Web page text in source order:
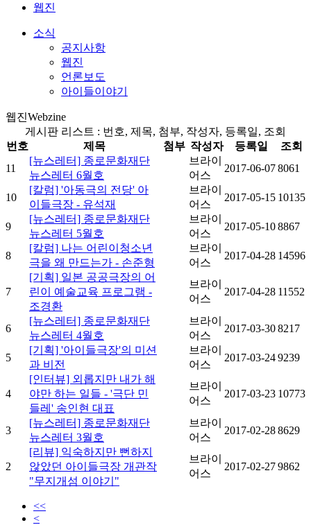
웹진
소식
공지사항
웹진
언론보도
아이들이야기
웹진Webzine
게시판 리스트 : 번호, 제목, 첨부, 작성자, 등록일, 조회
번호
제목 첨부 작성자 등록일
조회
11
[뉴스레터] 종로문화재단
뉴스레터 6월호
브라이
어스
2017-06-078061
10
[칼럼] '아동극의 전당' 아
이들극장 - 유석재
브라이
어스
2017-05-15 10135
9
[뉴스레터] 종로문화재단
뉴스레터 5월호
브라이
어스
2017-05-108867
8
[칼럼] 나는 어린이청소년
극을 왜 만드는가 - 손준형
브라이
어스
2017-04-28 14596
7
[기획] 일본 공공극장의 어
린이 예술교육 프로그램 -
조경환
브라이
어스
2017-04-28 11552
6
[뉴스레터] 종로문화재단
뉴스레터 4월호
브라이
어스
2017-03-308217
5
[기획] '아이들극장'의 미션
과 비전
브라이
어스
2017-03-249239
4
[인터뷰] 외롭지만 내가 해
야만 하는 일들 - '극단 민
들레' 송인현 대표
브라이
어스
2017-03-23 10773
3
[뉴스레터] 종로문화재단
뉴스레터 3월호
브라이
어스
2017-02-288629
2
[리뷰] 익숙하지만 뻔하지
않았던 아이들극장 개관작
"무지개섬 이야기"
브라이
어스
2017-02-279862
<<
<